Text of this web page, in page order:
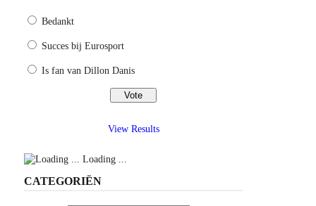
Bedankt
Succes bij Eurosport
Is fan van Dillon Danis
View Results
Loading ...
CATEGORIËN